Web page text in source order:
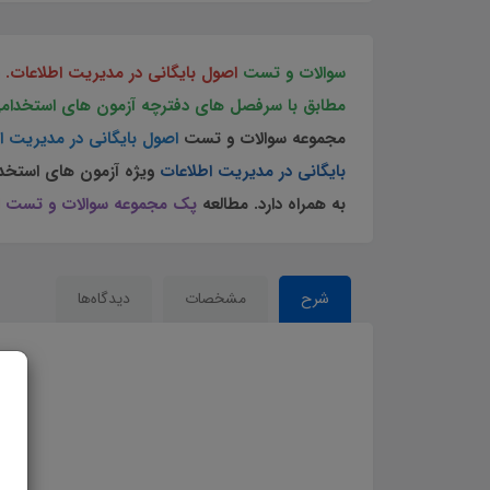
سوالات و تست اصول بایگانی در مدیریت اطلاعات.
مطابق با سرفصل های دفترچه آزمون های
مجموعه سوالات و تست اصول بایگانی در مدیریت
بایگانی در مدیریت اطلاعات ویژه آزمون های
به همراه دارد. مطالعه پک مجموعه سوالات و تست
شرح مشخصات دیدگاه‌ها